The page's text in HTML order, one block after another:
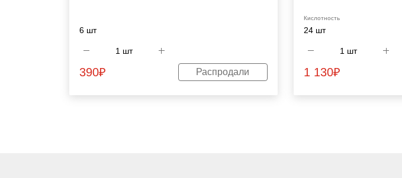
6 шт
390₽ Распродали
Кислотность
24 шт
1 130₽